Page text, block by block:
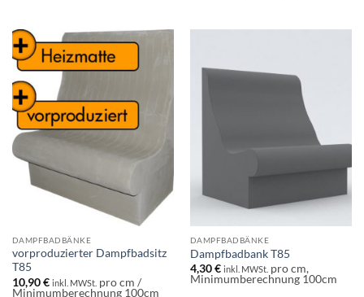
DAMPFBADBÄNKE
vorproduzierter Dampfbadsitz
T85
10,90€ inkl. MWSt. pro cm /
Minimumberechnung 100cm
DAMPFBADBÄNKE
Dampfbadbank T85
4,30€ inkl. MWSt.pro cm,
Minimumberechnung 100cm